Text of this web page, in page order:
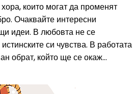
които могат да променят
Очаквайте интересни
идеи. В любовта не се
си чувства. В работата
обрат, който ще се окаж...